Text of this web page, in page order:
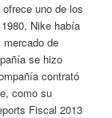
uno de los
Nike había
de
se hizo
contrató
como su
Fiscal 2013